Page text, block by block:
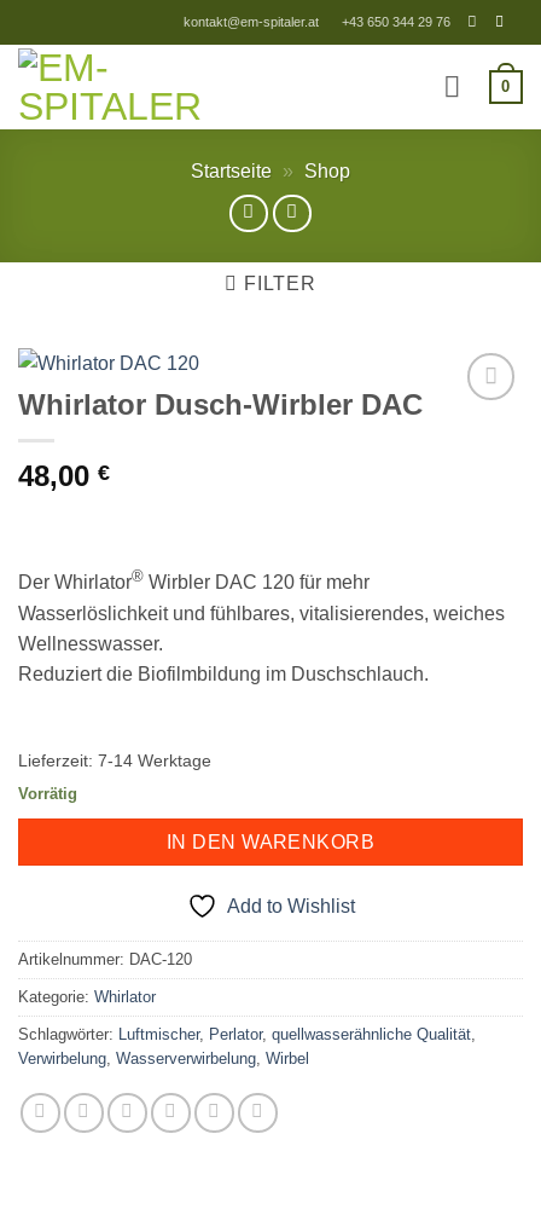
Inhalt
springen
kontakt@em-spitaler.at +43 650 344 29 76
0
Startseite » Shop
FILTER
Whirlator Dusch-Wirbler DAC
48,00 €
Der Whirlator® Wirbler DAC 120 für mehr
Wasserlöslichkeit und fühlbares, vitalisierendes, weiches
Wellnesswasser.
Reduziert die Biofilmbildung im Duschschlauch.
Lieferzeit: 7-14 Werktage
Vorrätig
IN DEN WARENKORB
Add to Wishlist
Artikelnummer: DAC-120
Kategorie: Whirlator
Schlagwörter: Luftmischer, Perlator, quellwasserähnliche Qualität,
Verwirbelung, Wasserverwirbelung, Wirbel